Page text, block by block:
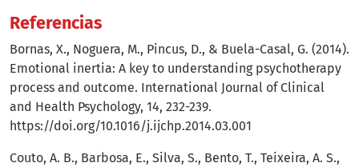
Referencias
Bornas, X., Noguera, M., Pincus, D., & Buela-Casal, G. (2014).
Emotional inertia: A key to understanding psychotherapy
process and outcome. International Journal of Clinical
and Health Psychology, 14, 232-239.
https://doi.org/10.1016/j.ijchp.2014.03.001
Couto, A. B., Barbosa, E., Silva, S., Bento, T., Teixeira, A. S.,